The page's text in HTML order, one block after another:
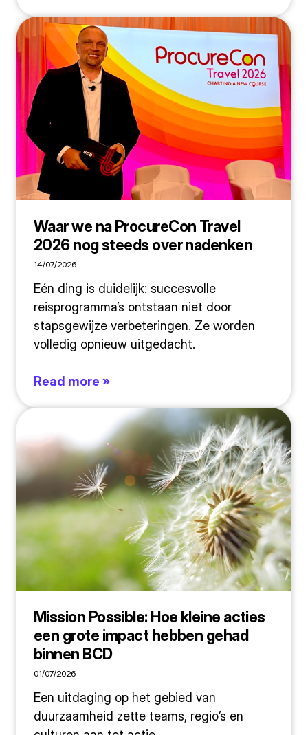
Waar we na ProcureCon Travel
2026 nog steeds over nadenken
14/07/2026
Eén ding is duidelijk: succesvolle
reisprogramma’s ontstaan niet door
stapsgewijze verbeteringen. Ze worden
volledig opnieuw uitgedacht.
Read more »
Mission Possible: Hoe kleine acties
een grote impact hebben gehad
binnen BCD
01/07/2026
Een uitdaging op het gebied van
duurzaamheid zette teams, regio’s en